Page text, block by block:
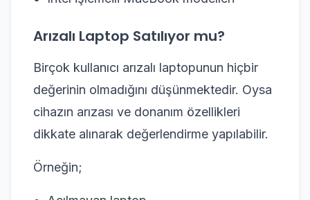
Arızalı Laptop Satılıyor mu?
Birçok kullanıcı arızalı laptopunun hiçbir
değerinin olmadığını düşünmektedir. Oysa
cihazın arızası ve donanım özellikleri
dikkate alınarak değerlendirme yapılabilir.
Örneğin;